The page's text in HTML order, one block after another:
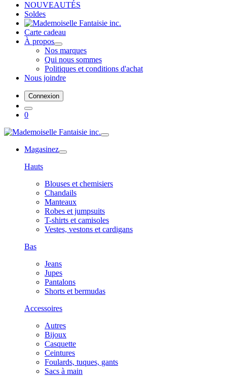
NOUVEAUTÉS
Soldes
Carte cadeau
À propos
Nos marques
Qui nous sommes
Politiques et conditions d'achat
Nous joindre
Connexion
0
Magasinez
Hauts
Blouses et chemisiers
Chandails
Manteaux
Robes et jumpsuits
T-shirts et camisoles
Vestes, vestons et cardigans
Bas
Jeans
Jupes
Pantalons
Shorts et bermudas
Accessoires
Autres
Bijoux
Casquette
Ceintures
Foulards, tuques, gants
Sacs à main